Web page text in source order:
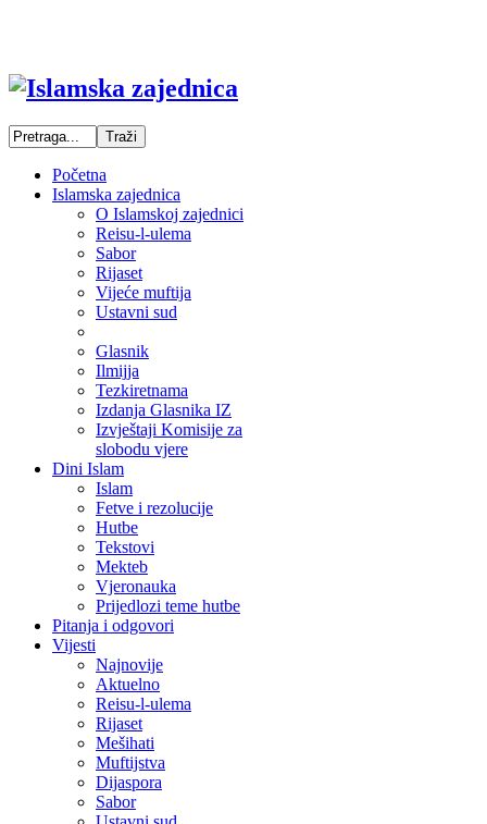
Početna
Islamska zajednica
O Islamskoj zajednici
Reisu-l-ulema
Sabor
Rijaset
Vijeće muftija
Ustavni sud
Glasnik
Ilmijja
Tezkiretnama
Izdanja Glasnika IZ
Izvještaji Komisije za
slobodu vjere
Dini Islam
Islam
Fetve i rezolucije
Hutbe
Tekstovi
Mekteb
Vjeronauka
Prijedlozi teme hutbe
Pitanja i odgovori
Vijesti
Najnovije
Aktuelno
Reisu-l-ulema
Rijaset
Mešihati
Muftijstva
Dijaspora
Sabor